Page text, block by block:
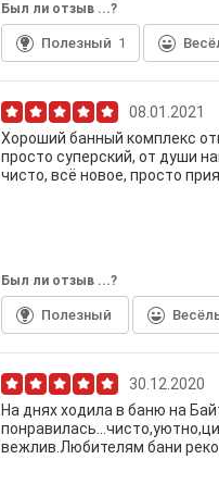
Был ли отзыв ...?
Полезный 1
08.01.2021
Хороший банный комплекс
просто суперский, от души
чисто, всё новое, просто
Был ли отзыв ...?
Полезный
30.12.2020
На днях ходила в баню на
вежлив.Любителям бани